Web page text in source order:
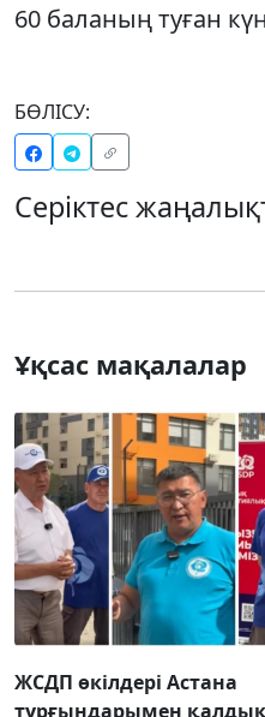
60 баланың туған
БӨЛІСУ:
Серіктес
Ұқсас мақалалар
ЖСДП өкілдері Астана
тұрғындарымен